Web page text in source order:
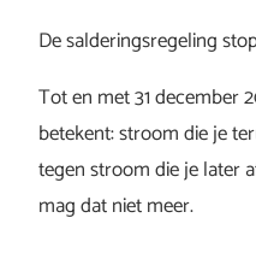
De salderingsregeling
Tot en met 31 december
betekent: stroom die je
tegen stroom die je later
mag dat niet meer.